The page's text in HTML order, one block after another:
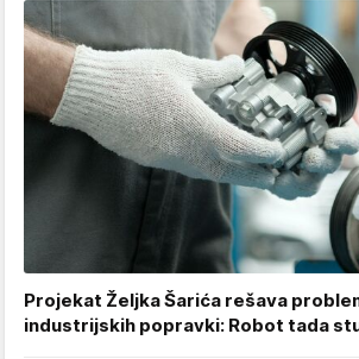
Projekat Željka Šarića rešava
industrijskih popravki: Robot tada